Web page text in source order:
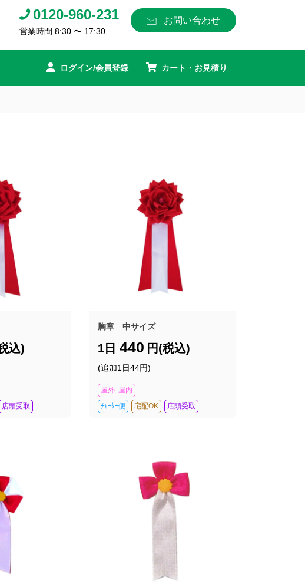
0120-960-231
営業時間 8:30 〜 17:30
お問い合わせ
ログイン/会員登録 カート・お見積り
込)
店頭受取
胸章 中サイズ
1日 440 円(税込)
(追加1日44円)
屋外･屋内
ﾁｬｰﾀｰ便
宅配OK 店頭受取